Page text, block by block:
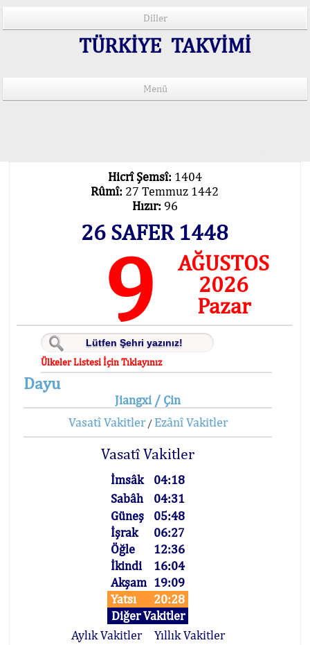
Diller
TÜRKİYE TAKVİMİ
Menü
Hicrî Şemsî: 1404
Rûmî: 27 Temmuz 1442
Hızır: 96
26 SAFER 1448
9
AĞUSTOS
2026
Pazar
Ülkeler Listesi İçin Tıklayınız
Dayu
Jiangxi / Çin
Vasatî Vakitler/ Ezânî Vakitler
Vasatî Vakitler
İmsâk
04:18
Sabâh
04:31
Güneş
05:48
İşrak
06:27
Öğle
12:36
İkindi
16:04
Akşam 19:09
Yatsı
20:28
Diğer Vakitler
Aylık Vakitler
Yıllık Vakitler